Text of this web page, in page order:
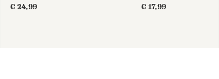
€ 24,99
€ 17,99